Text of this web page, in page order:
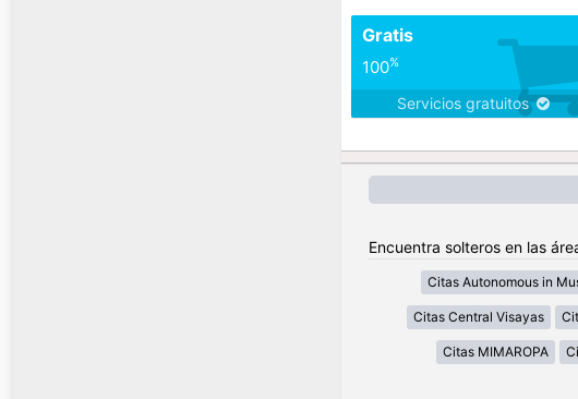
Gratis
100%
Servicios gratuitos
Encuentra solteros en las
Citas Autonomous in
Citas Central Visayas
Citas MIMAROPA